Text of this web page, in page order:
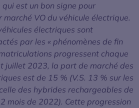
est un bon signe pour
marché VO du véhicule électrique.
électriques sont
par les « phénomènes de fin
progressent chaque
juillet 2023, la part de marché des
est de 15 % (V.S. 13 % sur les
des hybrides rechargeables de
mois de 2022). Cette progression